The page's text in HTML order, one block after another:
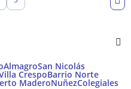
AlmagroSan Nicolás
CrespoBarrio Norte
MaderoNuñezColegiales